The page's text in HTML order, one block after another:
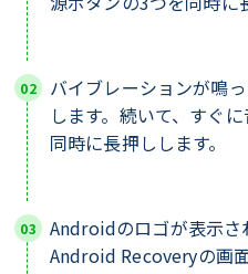
バイブレーションが鳴
します。続いて、すぐ
同時に長押しします。
Androidのロゴが表示さ
Android Recoveryの画